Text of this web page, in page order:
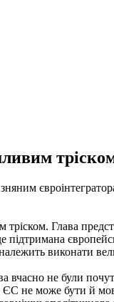
Глава
підтримана
виконати
не були
не може бути й